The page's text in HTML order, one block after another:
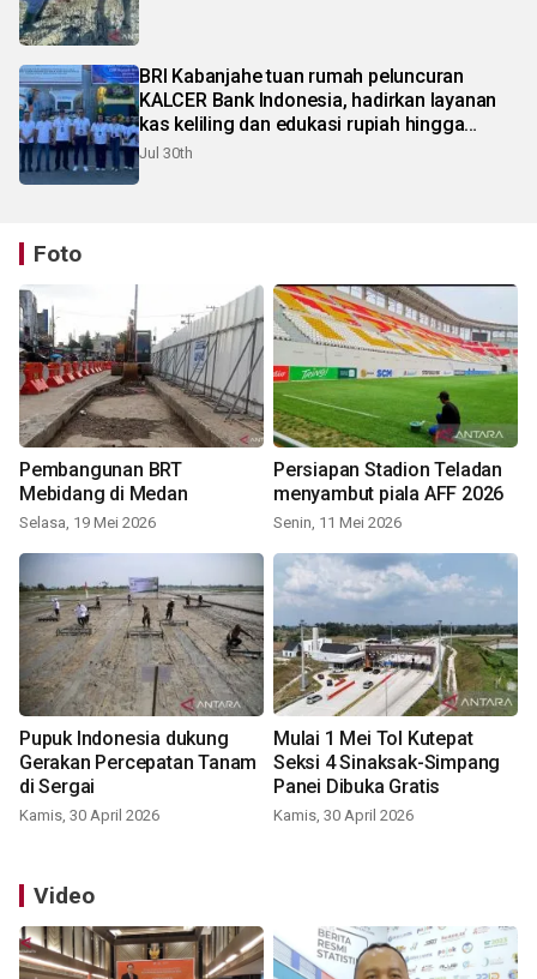
BRI Kabanjahe tuan rumah peluncuran
KALCER Bank Indonesia, hadirkan layanan
kas keliling dan edukasi rupiah hingga
pelosok Karo
Jul 30th
Foto
Pembangunan BRT
Mebidang di Medan
Selasa, 19 Mei 2026
Persiapan Stadion Teladan
menyambut piala AFF 2026
Senin, 11 Mei 2026
Pupuk Indonesia dukung
Gerakan Percepatan Tanam
di Sergai
Kamis, 30 April 2026
Mulai 1 Mei Tol Kutepat
Seksi 4 Sinaksak-Simpang
Panei Dibuka Gratis
Kamis, 30 April 2026
Video